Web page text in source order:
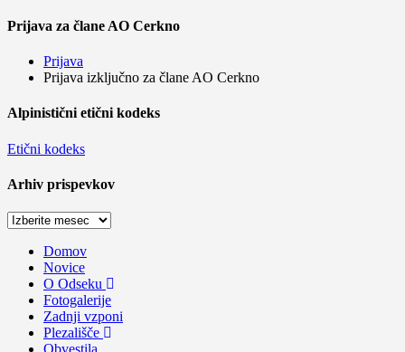
Prijava za člane AO Cerkno
Prijava
Prijava izključno za člane AO Cerkno
Alpinistični etični kodeks
Etični kodeks
Arhiv prispevkov
Arhiv
Domov
Novice
O Odseku
Fotogalerije
Zadnji vzponi
Plezališče